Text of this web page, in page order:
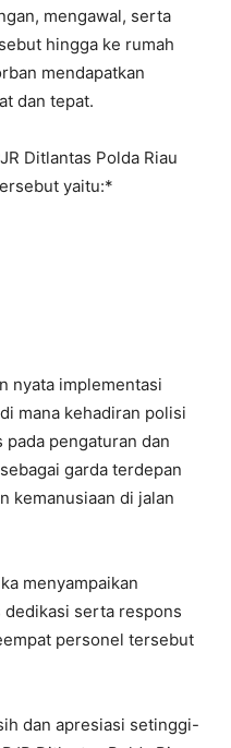
mengawal, serta
hingga ke rumah
mendapatkan
dan tepat.
Ditlantas Polda Riau
yaitu:*
nyata implementasi
mana kehadiran polisi
pengaturan dan
garda terdepan
kemanusiaan di jalan
menyampaikan
dedikasi serta respons
personel tersebut
dan apresiasi setinggi-